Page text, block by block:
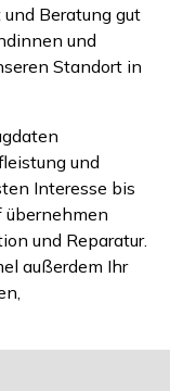
Beratung gut
und
Standort in
und
Interesse bis
übernehmen
und Reparatur.
außerdem Ihr